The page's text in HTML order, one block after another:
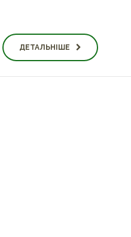
ДЕТАЛЬНІШЕ